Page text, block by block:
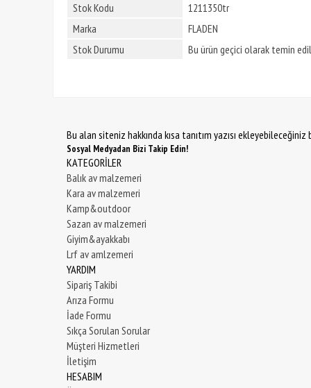
Stok Kodu
1211350tr
Marka
FLADEN
Stok Durumu
Bu ürün geçici olarak temin
Bu alan siteniz hakkında kısa tanıtım yazısı
Sosyal Medyadan Bizi Takip Edin!
KATEGORİLER
Balık av malzemeri
Kara av malzemeri
Kamp&outdoor
Sazan av malzemeri
Giyim&ayakkabı
Lrf av amlzemeri
YARDIM
Sipariş Takibi
Arıza Formu
İade Formu
Sıkça Sorulan Sorular
Müşteri Hizmetleri
İletişim
HESABIM